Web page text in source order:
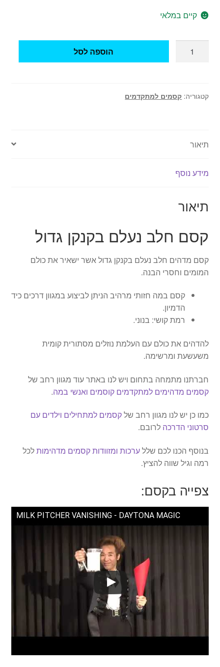
קיים במלאי
נעלם
הוספה לסל
קטגוריה: קסמים למתקדמים
תיאור
מידע נוסף
תיאור
קסם חלב נעלם בקנקן גדול
קסם מדהים חלב נעלם בקנקן גדול אשר ישאיר את כולם
המומים וחסרי הבנה.
קסם במה חזותי מרהיב הניתן לביצוע במגוון דרכים כיד
הדמיון.
רמת קושי: בנוני.
להדהים את כולם עם העלמת נוזלים מסתורית קומית
משעשעת ומרשימה.
חברתנו מתמחה בתחום ויש לנו באתר עוד מגוון רחב של
קסמים מדהימים למתקדמים קוסמים ואנשי במה.
כמו כן יש לנו מגוון רחב שלקסמים למתחילים וילדים עם
סרטוני הדרכה לרובם.
בנוסף הכנו לכם שללערכות ומזוודות קסמים מדהימותלכל
רמה וגיל שווה להציץ.
צפייה בקסם:
MILK PITCHER VANISHING - DAYTONA MAGIC